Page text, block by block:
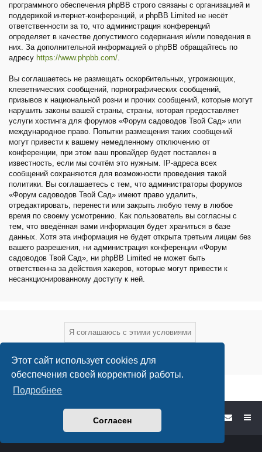
Этот сайт использует cookies для
обеспечения своей корректной работы.
Подробнее
Согласен
программного обеспечения phpBB строго связаны с организацией и
поддержкой интернет-конференций, и phpBB Limited не несёт
ответственности за то, что администрация конференций
определяет в качестве допустимого содержания и/или поведения в
них. За дополнительной информацией о phpBB обращайтесь по
адресу https://www.phpbb.com/.
Вы соглашаетесь не размещать оскорбительных, угрожающих,
клеветнических сообщений, порнографических сообщений,
призывов к национальной розни и прочих сообщений, которые могут
нарушить законы вашей страны, страны, которая предоставляет
услуги хостинга для форумов «Форум садоводов Твой Сад» или
международное право. Попытки размещения таких сообщений
могут привести к вашему немедленному отключению от
конференции, при этом ваш провайдер будет поставлен в
известность, если мы сочтём это нужным. IP-адреса всех
сообщений сохраняются для возможности проведения такой
политики. Вы соглашаетесь с тем, что администраторы форумов
«Форум садоводов Твой Сад» имеют право удалить,
отредактировать, перенести или закрыть любую тему в любое
время по своему усмотрению. Как пользователь вы согласны с
тем, что введённая вами информация будет храниться в базе
данных. Хотя эта информация не будет открыта третьим лицам без
вашего разрешения, ни администрация конференции «Форум
садоводов Твой Сад», ни phpBB Limited не может быть
ответственна за действия хакеров, которые могут привести к
несанкционированному доступу к ней.
Форум садоводов - список форумов